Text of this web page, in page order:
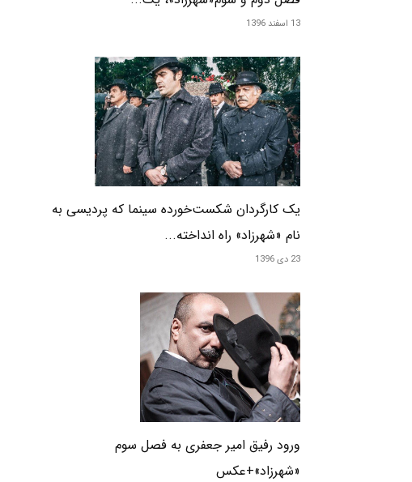
13 اسفند 1396
یک کارگردان شکست‌خورده سینما که پردیسی به
نام «شهرزاد» راه انداخته...
23 دی 1396
ورود رفیق امیر جعفری به فصل سوم
«شهرزاد»+عکس